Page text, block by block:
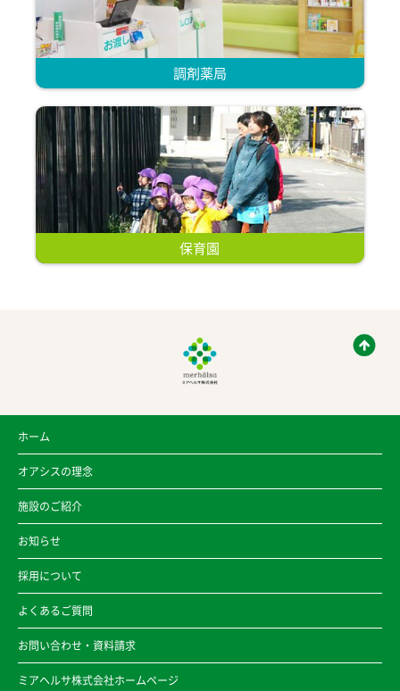
調剤薬局
保育園
ホーム
オアシスの理念
施設のご紹介
お知らせ
採用について
よくあるご質問
お問い合わせ・資料請求
ミアヘルサ株式会社ホームページ